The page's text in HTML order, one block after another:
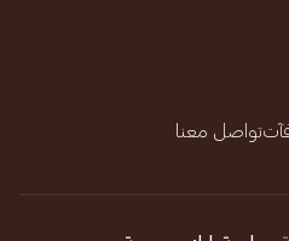
تواصل معنا